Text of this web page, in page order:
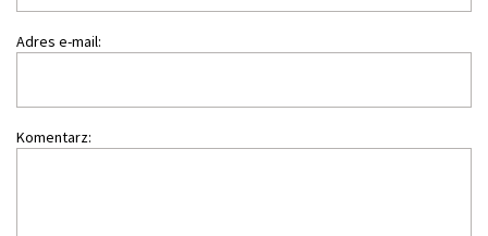
Adres e-mail:
Komentarz: